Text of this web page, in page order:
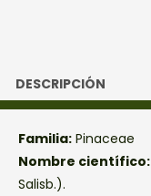
DESCRIPCIÓN
Familia: Pinaceae
Nombre científico:
Salisb.).